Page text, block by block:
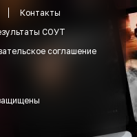
Контакты
СОУТ
соглашение